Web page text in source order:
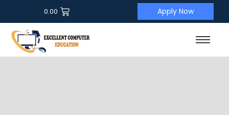
0.00 Apply Now